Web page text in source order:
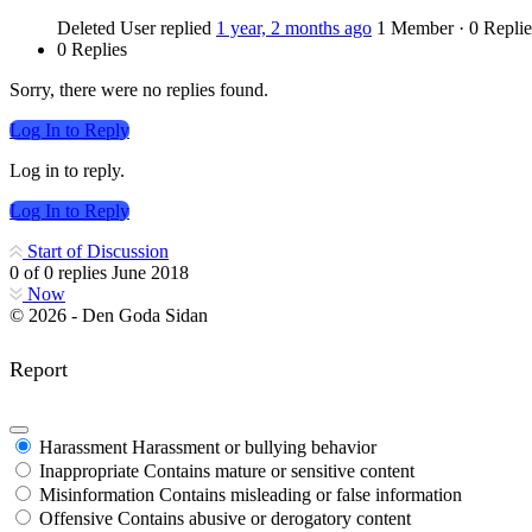
Deleted User replied 1 year, 2 months ago 1 Member · 0
0 Replies
Sorry, there were no replies found.
Log In to Reply
Log in to reply.
Log In to Reply
Start of Discussion
0 of0 replies June 2018
Now
© 2026 - Den Goda Sidan
Report
Harassment Harassment or bullying behavior
Inappropriate Contains mature or sensitive content
Misinformation Contains misleading or false information
Offensive Contains abusive or derogatory content